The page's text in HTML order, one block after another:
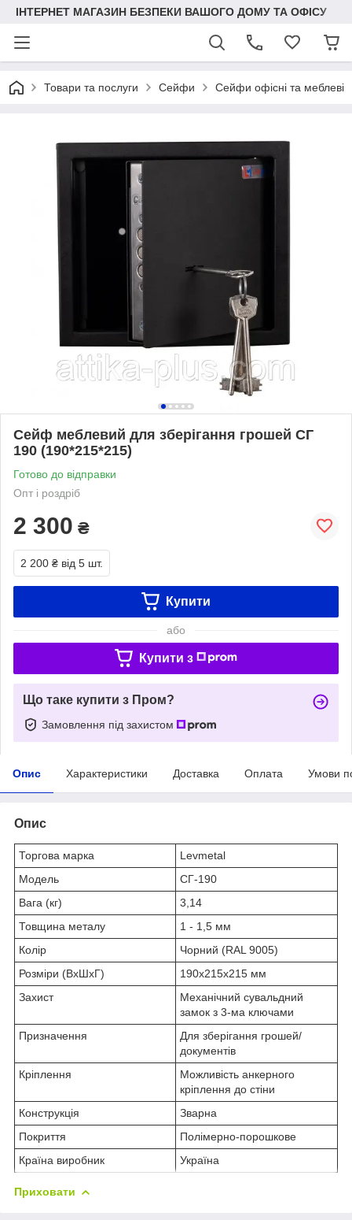
ІНТЕРНЕТ МАГАЗИН БЕЗПЕКИ ВАШОГО ДОМУ ТА ОФІСУ
Товари та послуги Сейфи Сейфи офісні та меблеві
Сейф меблевий для зберігання грошей СГ
190 (190*215*215)
Готово до відправки
Опт і роздріб
2 300 ₴
2 200 ₴ від 5 шт.
Купити
або
Купити з
Що таке купити з Пром?
Замовлення під захистом
Опис Характеристики Доставка Оплата Умови
Опис
Торгова марка
Levmetal
Модель
СГ-190
Вага (кг)
3,14
Товщина металу
1 - 1,5 мм
Колір
Чорний (RAL 9005)
Розміри (ВxШxГ)
190x215x215 мм
Захист
Механічний сувальдний
замок з 3-ма ключами
Призначення
Для зберігання грошей/
документів
Кріплення
Можливість анкерного
кріплення до стіни
Конструкція
Зварна
Покриття
Полімерно-порошкове
Країна виробник
Україна
Приховати